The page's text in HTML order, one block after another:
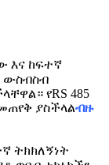
እና ከፍተኛ
ውስብስብ
የRS 485
ያስችላልብዙ
ትክክለኝነት